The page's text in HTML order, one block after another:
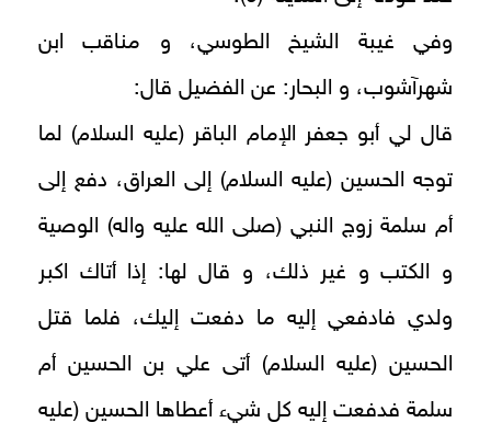
وفي غيبة الشيخ الطوسي، و مناقب ابن
شهرآشوب، و البحار: عن الفضيل قال:
قال لي أبو جعفر الإمام الباقر (عليه السلام) لما
توجه الحسين (عليه السلام) إلى العراق، دفع إلى
أم سلمة زوج النبي (صلى الله عليه واله) الوصية
و الكتب و غير ذلك، و قال لها: إذا أتاك اكبر
ولدي فادفعي إليه ما دفعت إليك، فلما قتل
الحسين (عليه السلام) أتى علي بن الحسين أم
سلمة فدفعت إليه كل شي‏ء أعطاها الحسين (عليه